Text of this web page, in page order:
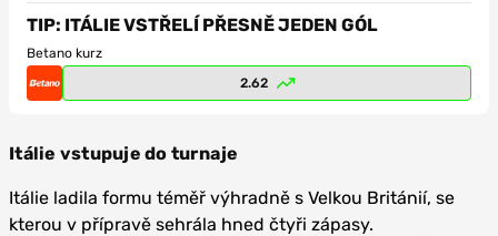
TIP: ITÁLIE VSTŘELÍ PŘESNĚ JEDEN GÓL
Betano kurz
2.62
Itálie vstupuje do turnaje
Itálie ladila formu téměř výhradně s Velkou Británií, se
kterou v přípravě sehrála hned čtyři zápasy.